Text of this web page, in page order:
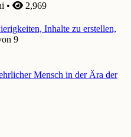
• 2,969
Inhalte zu erstellen,
9
Mensch in der Ära der